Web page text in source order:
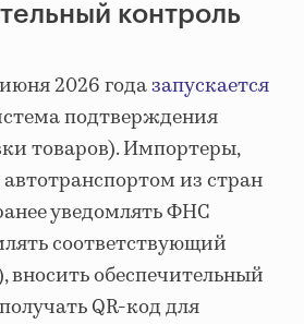
контроль
июня 2026 годазапускается
подтверждения
товаров). Импортеры,
из стран
уведомлять ФНС
соответствующий
обеспечительный
QR-код для